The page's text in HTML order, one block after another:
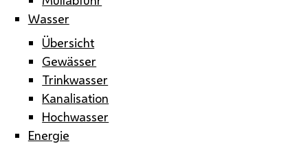
Wasser
Übersicht
Gewässer
Trinkwasser
Kanalisation
Hochwasser
Energie